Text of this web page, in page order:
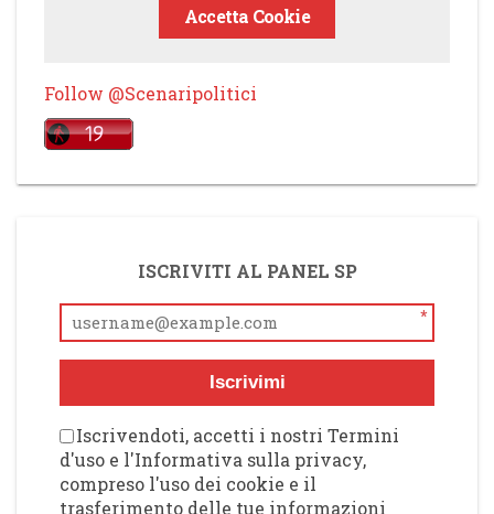
Accetta Cookie
Follow @Scenaripolitici
ISCRIVITI AL PANEL SP
*
Iscrivimi
Iscrivendoti, accetti i nostri Termini
d'uso e l'Informativa sulla privacy,
compreso l'uso dei cookie e il
trasferimento delle tue informazioni